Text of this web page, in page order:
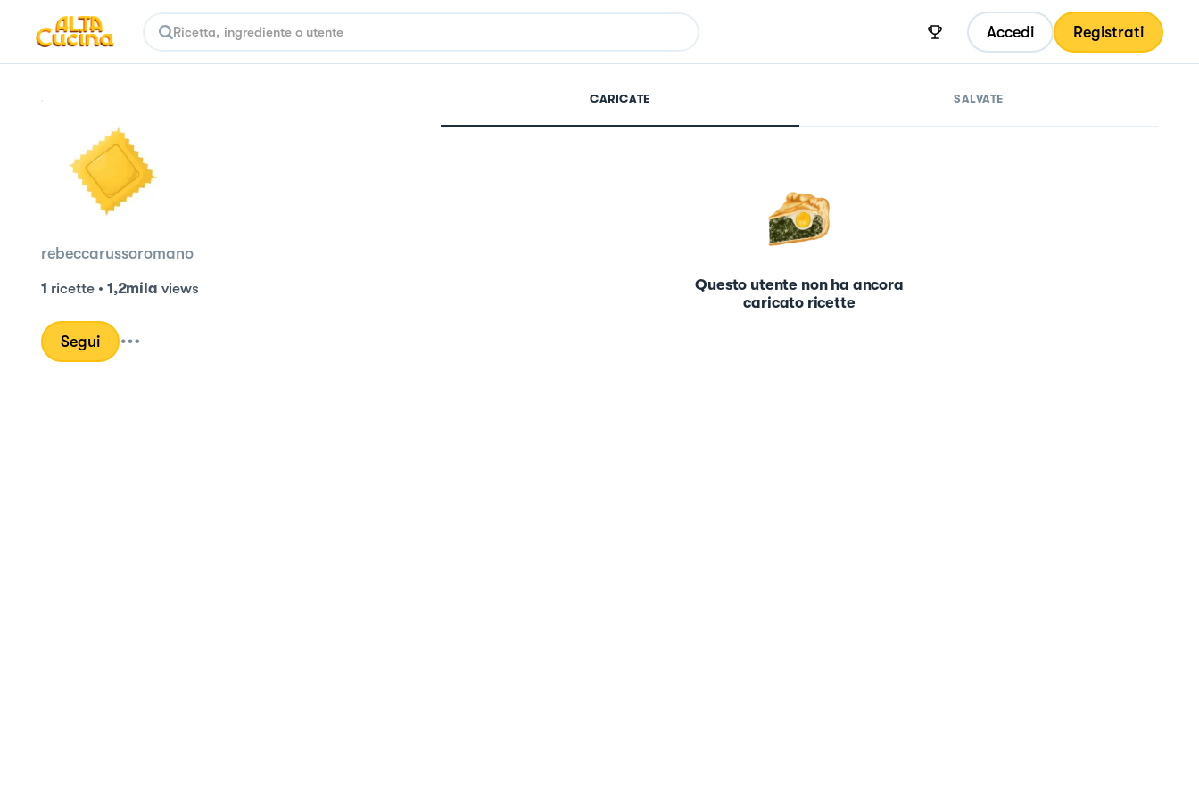
Accedi Registrati
rebeccarussoromano
1 ricette• 1,2mila views
Segui
CARICATE SALVATE
Questo utente non ha ancora
caricato ricette